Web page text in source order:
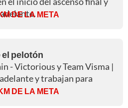
DE LA META
el pelotón
- Victorious y Team Visma |
y trabajan para
DE LA META